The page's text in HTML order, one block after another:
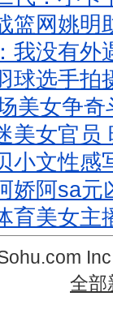
篮网姚明
我没有外
球选手拍
美女争
美女官员
小文性感
娇阿sa元
育美女主
全部